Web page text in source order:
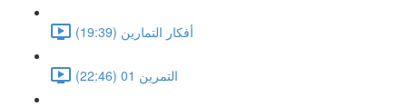
أفكار التمارين (19:39)
التمرين 01 (22:46)